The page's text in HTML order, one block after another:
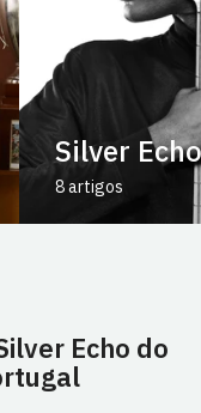
Silver Echo
8 artigos
Echo do